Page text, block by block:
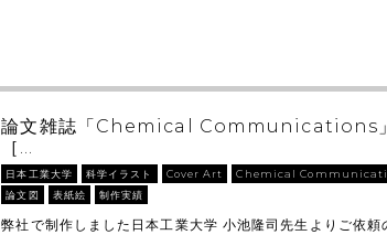
論文雑誌「Chemical Communications」
［…
日本工業大学 科学イラスト Cover Art Chemical
論文図
表紙絵 制作実績
弊社で制作しました日本工業大学 小池隆司先生よりご依